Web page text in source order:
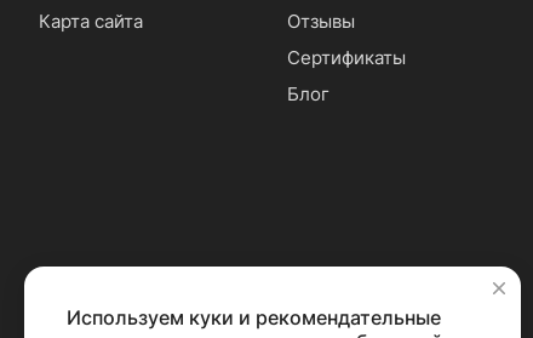
Карта сайта
Отзывы
Сертификаты
Блог
✕
Используем куки и рекомендательные